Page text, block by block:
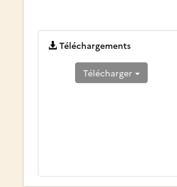
Téléchargements
Télécharger